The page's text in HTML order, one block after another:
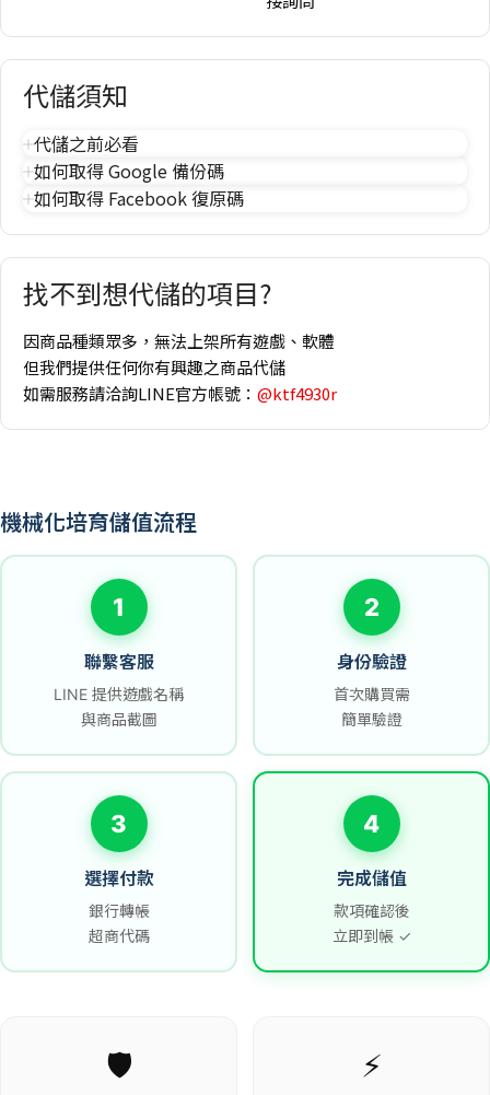
代儲須知
代儲之前必看
如何取得 Google 備份碼
如何取得 Facebook 復原碼
找不到想代儲的項目?
因商品種類眾多，無法上架所有遊戲、軟體
但我們提供任何你有興趣之商品代儲
如需服務請洽詢LINE官方帳號： @ktf4930r
機械化培育儲值流程
1
聯繫客服
LINE 提供遊戲名稱
與商品截圖
2
身份驗證
首次購買需
簡單驗證
3
選擇付款
銀行轉帳
超商代碼
4
完成儲值
款項確認後
立即到帳 ✓
🛡️ ⚡